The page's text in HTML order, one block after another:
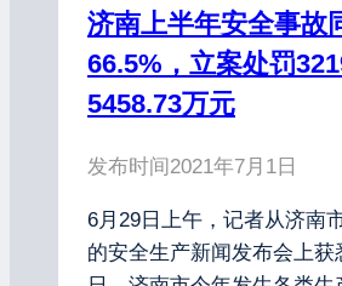
济南上半年安全事故
66.5%，立案处罚
5458.73万元
发布时间2021年7月1日
6月29日上午，记者从济南
的安全生产新闻发布会上获